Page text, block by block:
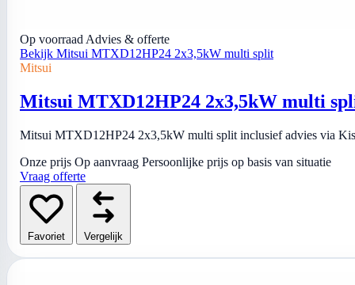
Op voorraad Advies & offerte
Bekijk Mitsui MTXD12HP24 2x3,5kW multi split
Mitsui
Mitsui MTXD12HP24 2x3,5kW multi
Mitsui MTXD12HP24 2x3,5kW multi split inclusief advies via
Onze prijs Op aanvraag Persoonlijke prijs op basis van situatie
Vraag offerte
Favoriet Vergelijk